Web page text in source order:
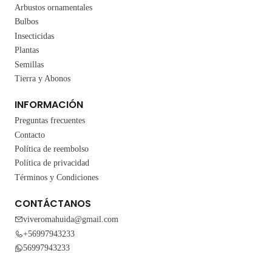
Arbustos ornamentales
Bulbos
Insecticidas
Plantas
Semillas
Tierra y Abonos
INFORMACIÓN
Preguntas frecuentes
Contacto
Política de reembolso
Política de privacidad
Términos y Condiciones
CONTÁCTANOS
viveromahuida@gmail.com
+56997943233
56997943233